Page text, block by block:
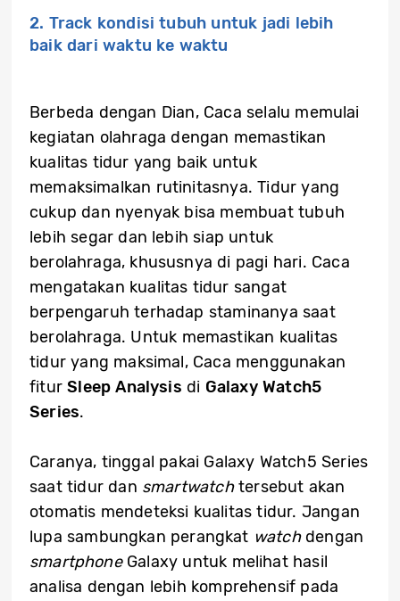
2. Track kondisi tubuh untuk jadi lebih
baik dari waktu ke waktu
Berbeda dengan Dian, Caca selalu memulai
kegiatan olahraga dengan memastikan
kualitas tidur yang baik untuk
memaksimalkan rutinitasnya. Tidur yang
cukup dan nyenyak bisa membuat tubuh
lebih segar dan lebih siap untuk
berolahraga, khususnya di pagi hari. Caca
mengatakan kualitas tidur sangat
berpengaruh terhadap staminanya saat
berolahraga. Untuk memastikan kualitas
tidur yang maksimal, Caca menggunakan
fiturSleep Analysis di Galaxy Watch5
Series.
Caranya, tinggal pakai Galaxy Watch5 Series
saat tidur dan smartwatchtersebut akan
otomatis mendeteksi kualitas tidur. Jangan
lupa sambungkan perangkat watch dengan
smartphone Galaxy untuk melihat hasil
analisa dengan lebih komprehensif pada